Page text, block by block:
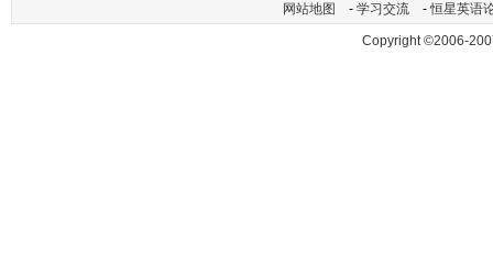
网站地图 - 学习交流 -恒星英语
Copyright ©2006-